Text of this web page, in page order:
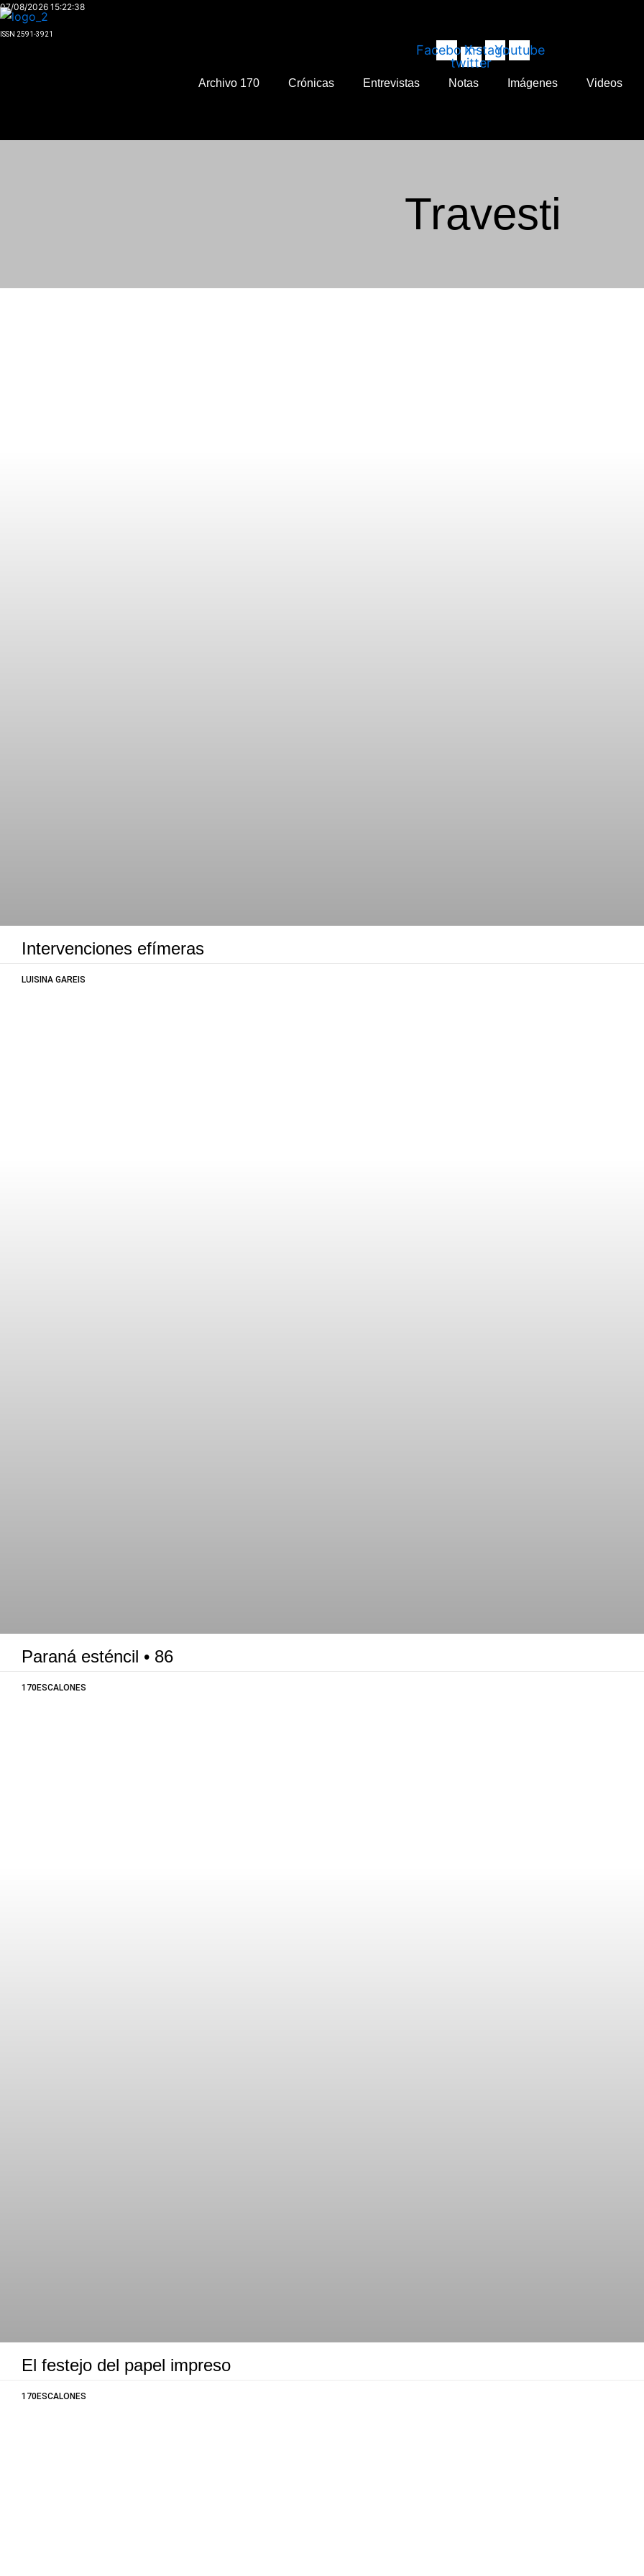
Ir
al
07/08/2026 15:22:38
ISSN 2591-3921
Facebook
X-
twitter
Instagram
Youtube
Archivo 170 Crónicas Entrevistas Notas Imágenes Videos
Travesti
Intervenciones efímeras
LUISINA GAREIS
Paraná esténcil • 86
170ESCALONES
El festejo del papel impreso
170ESCALONES